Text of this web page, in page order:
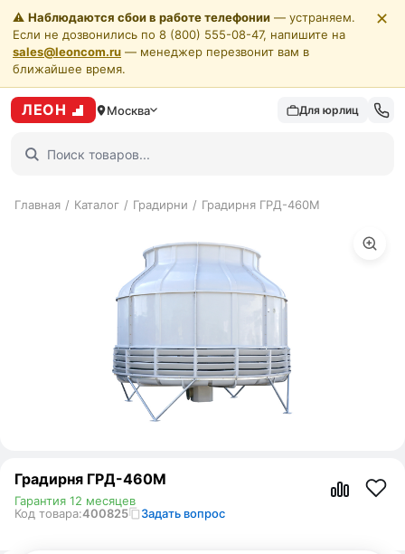
⚠️ Наблюдаются сбои в работе телефонии — устраняем.
Если не дозвонились по 8 (800) 555-08-47, напишите на
sales@leoncom.ru — менеджер перезвонит вам в
ближайшее время.
✕
ЛЕОН Москва Для юрлиц
Главная / Каталог / Градирни / Градирня ГРД-460М
Градирня ГРД-460М
Код товара:400825 Задать вопрос
Гарантия 12 месяцев